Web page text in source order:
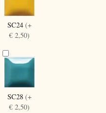
SC24 (+
€ 2,50)
SC28 (+
€ 2,50)